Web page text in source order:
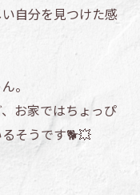
自分を見つけた感
。
お家ではちょっぴ
そうです🐕💥